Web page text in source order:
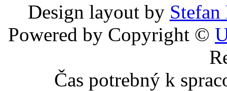
Design layout by Stefan
Powered by Copyright ©
Čas potrebný k